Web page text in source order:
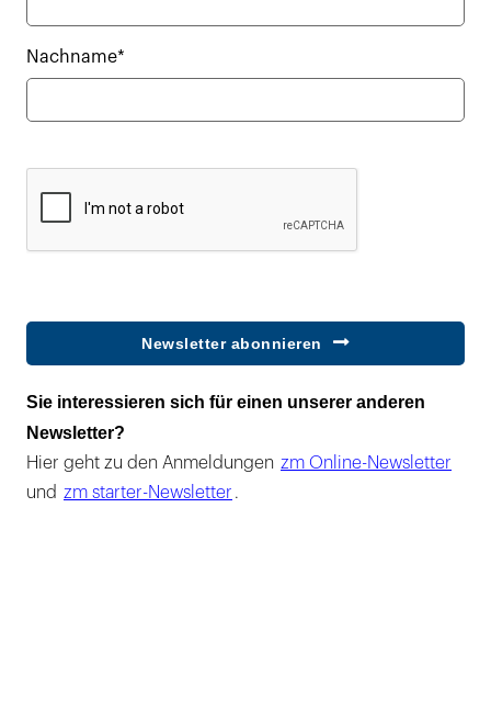
Nachname*
Newsletter abonnieren
Sie interessieren sich für einen unserer anderen
Newsletter?
Hier geht zu den Anmeldungen zm Online-Newsletter
und zm starter-Newsletter .